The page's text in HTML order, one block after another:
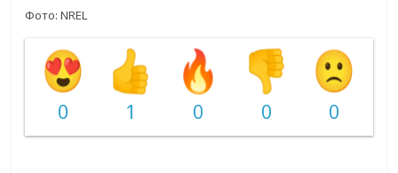
Фото: NREL
0 1 0 0 0